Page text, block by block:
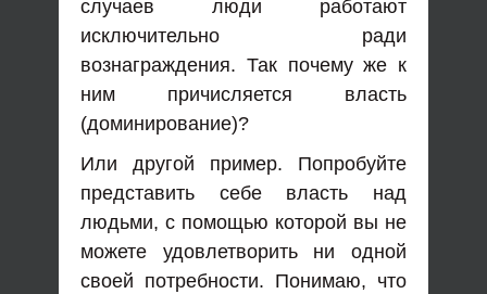
случаев люди работают
исключительно ради
вознаграждения. Так почему же к
ним причисляется власть
(доминирование)?
Или другой пример. Попробуйте
представить себе власть над
людьми, с помощью которой вы не
можете удовлетворить ни одной
своей потребности. Понимаю, что